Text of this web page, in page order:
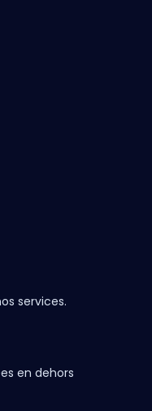
services.
en dehors